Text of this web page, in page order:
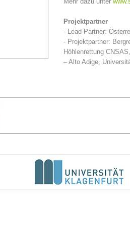
Projektpartner
- Lead-Partner:
- Projektpartner:
Höhlenrettung
– Alto Adige,